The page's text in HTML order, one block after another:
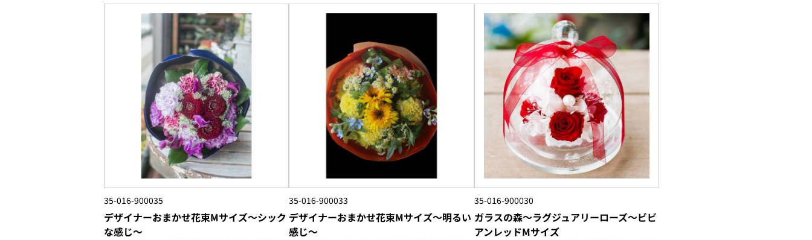
35-016-900035
デザイナーおまかせ花束Mサイズ～シック
な感じ～
35-016-900033
デザイナーおまかせ花束Mサイズ～明るい
感じ～
35-016-900030
ガラスの森～ラグジュアリーローズ～ビビ
アンレッドMサイズ